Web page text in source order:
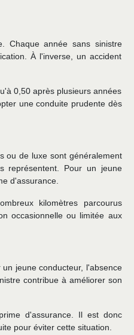
Chaque année sans sinistre
À l'inverse, un accident
0,50 après plusieurs années
une conduite prudente dès
ou de luxe sont généralement
représentent. Pour un jeune
d'assurance.
kilomètres parcourus
occasionnelle ou limitée aux
jeune conducteur, l'absence
contribue à améliorer son
d'assurance. Il est donc
pour éviter cette situation.